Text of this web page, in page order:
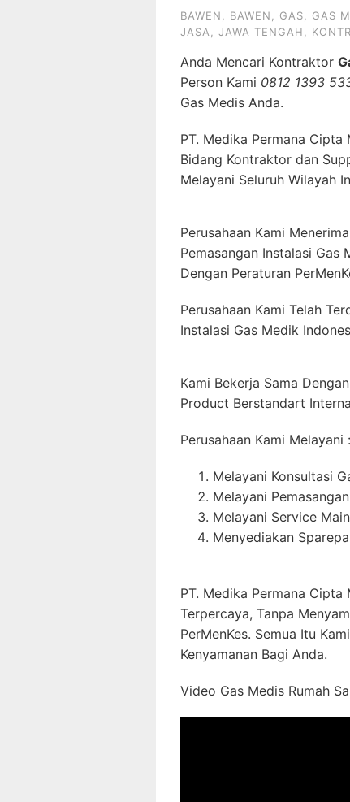
BAWEN BAWEN GAS GAS
JASA
JAWA TENGAH
Anda Mencari Kontraktor
Person Kami 0812 1393
Gas Medis Anda.
PT. Medika Permana Cipta
Bidang Kontraktor dan
Melayani Seluruh Wilayah
Perusahaan Kami
Pemasangan Instalasi Gas
Dengan Peraturan
Perusahaan Kami Telah
Instalasi Gas Medik
Kami Bekerja Sama
Product Berstandart
Perusahaan Kami Melayani :
Melayani Konsultasi
Melayani
Melayani Service
Menyediakan
PT. Medika Permana
Terpercaya, Tanpa
PerMenKes. Semua Itu
Kenyamanan Bagi Anda.
Video Gas Medis Rumah